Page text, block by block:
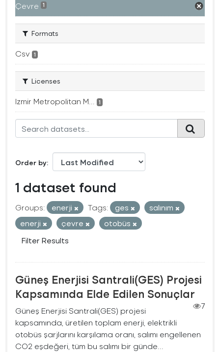
Çevre 1
Formats
Csv 1
Licenses
Izmir Metropolitan M... 1
Order by
1 dataset found
Groups: enerji Tags: ges
salınım
enerji
çevre
otobüs
Filter Results
Güneş Enerjisi Santrali(GES) Projesi
Kapsamında Elde Edilen Sonuçlar
7
Güneş Enerjisi Santrali(GES) projesi
kapsamında, üretilen toplam enerji, elektrikli
otobüs şarjlarını karşılama oranı, salımı engellenen
CO2 eşdeğeri, tüm bu salımı bir günde...